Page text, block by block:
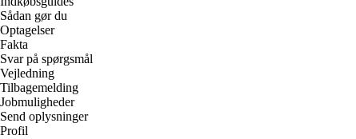
Sådan gør du
Optagelser
Fakta
Svar på spørgsmål
Vejledning
Tilbagemelding
Jobmuligheder
Send oplysninger
Profil